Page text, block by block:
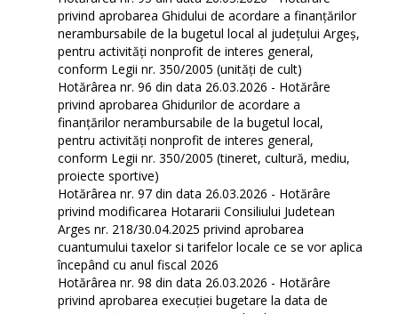
privind aprobarea Ghidului de acordare a finanţărilor
nerambursabile de la bugetul local al județului Argeș,
pentru activităţi nonprofit de interes general,
conform Legii nr. 350/2005 (unități de cult)
Hotărârea nr. 96 din data 26.03.2026 - Hotărâre
privind aprobarea Ghidurilor de acordare a
finanţărilor nerambursabile de la bugetul local,
pentru activităţi nonprofit de interes general,
conform Legii nr. 350/2005 (tineret, cultură, mediu,
proiecte sportive)
Hotărârea nr. 97 din data 26.03.2026 - Hotărâre
privind modificarea Hotararii Consiliului Judetean
Arges nr. 218/30.04.2025 privind aprobarea
cuantumului taxelor si tarifelor locale ce se vor aplica
începând cu anul fiscal 2026
Hotărârea nr. 98 din data 26.03.2026 - Hotărâre
privind aprobarea execuției bugetare la data de